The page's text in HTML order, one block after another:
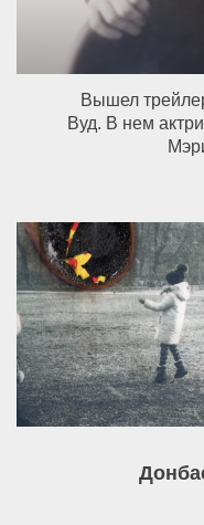
Вышел
Вуд. В нем